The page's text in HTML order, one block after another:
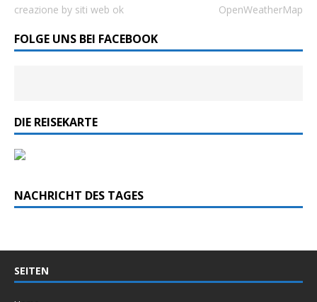
creazione by siti web ok OpenWeatherMap
FOLGE UNS BEI FACEBOOK
DIE REISEKARTE
NACHRICHT DES TAGES
SEITEN